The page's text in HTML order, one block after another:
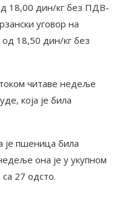
18,00 дин/кг без ПДВ-
уговор на
18,50 дин/кг без
читаве недеље
која је била
је пшеница била
она је у укупном
27 одсто.